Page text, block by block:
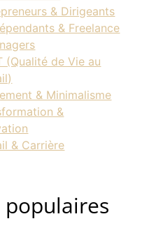
& Dirigeants
& Freelance
(Qualité de Vie au
& Minimalisme
&
& Carrière